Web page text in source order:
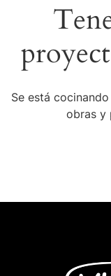
Se está
obras y